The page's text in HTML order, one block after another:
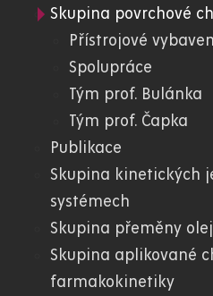
FChT
Skupina povrchové
Přístrojové
Spolupráce
Tým prof. Bulánka
Tým prof. Čapka
Publikace
Skupina kinetických
systémech
Skupina přeměny
Skupina aplikované
farmakokinetiky